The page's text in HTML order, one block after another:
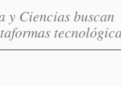
y Ciencias buscan